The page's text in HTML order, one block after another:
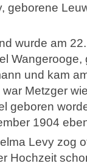
geborene
wurde am
und kam
Metzger
geboren
1904
Levy zog
Hochzeit